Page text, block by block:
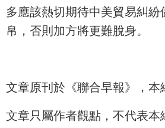
多應該熱切期待中美貿易糾紛
帛，否則加方將更難脫身。
文章原刊於《聯合早報》，本
文章只屬作者觀點，不代表本